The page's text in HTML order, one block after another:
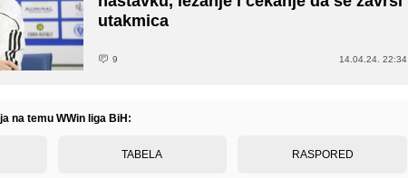
utakmica
9 14.04.24. 22:34
na temu WWin liga BiH:
TABELA RASPORED